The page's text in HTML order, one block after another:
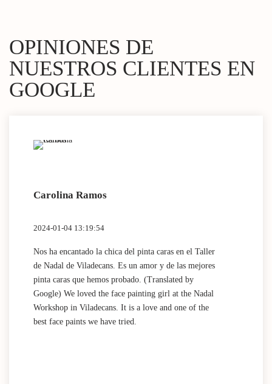
OPINIONES DE
NUESTROS CLIENTES EN
GOOGLE
Carolina Ramos
2024-01-04 13:19:54
Nos ha encantado la chica del pinta caras en el Taller
de Nadal de Viladecans. Es un amor y de las mejores
pinta caras que hemos probado. (Translated by
Google) We loved the face painting girl at the Nadal
Workshop in Viladecans. It is a love and one of the
best face paints we have tried.